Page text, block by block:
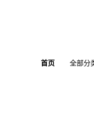
首页 全部分